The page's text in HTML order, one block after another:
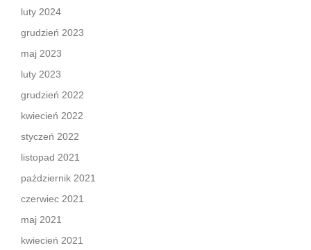
luty 2024
grudzień 2023
maj 2023
luty 2023
grudzień 2022
kwiecień 2022
styczeń 2022
listopad 2021
październik 2021
czerwiec 2021
maj 2021
kwiecień 2021